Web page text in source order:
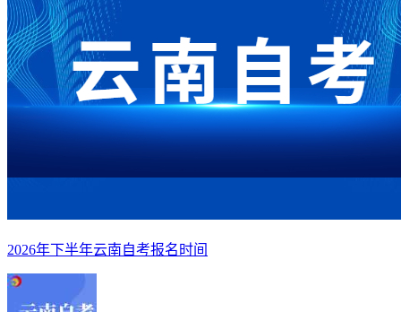
2026年下半年云南自考报名时间